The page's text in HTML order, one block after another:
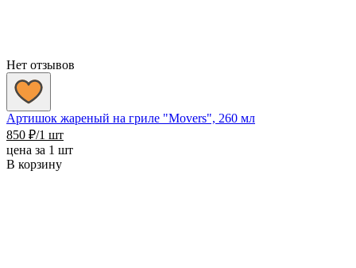
Нет отзывов
Артишок жареный на гриле "Movers", 260 мл
850 ₽/1 шт
цена за 1 шт
В корзину